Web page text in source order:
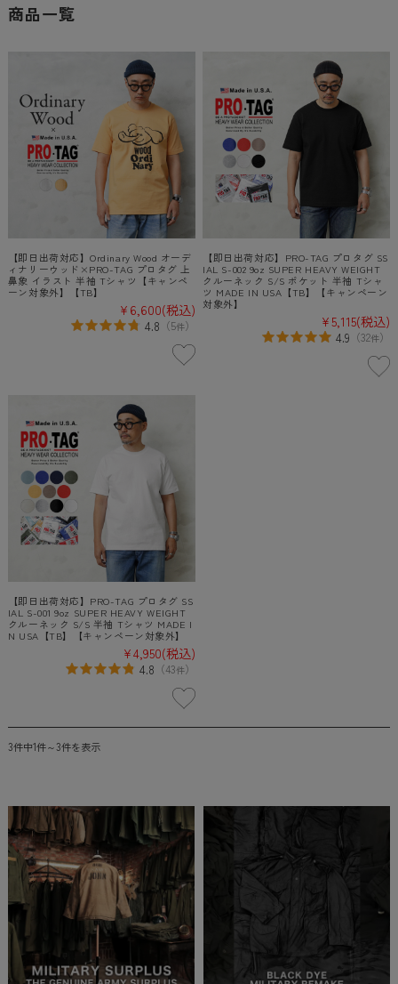
商品一覧
【即日出荷対応】Ordinary Wood オーデ
ィナリーウッド×PRO-TAG プロタグ 上
鼻象 イラスト 半袖 Tシャツ【キャンペ
ーン対象外】【TB】
¥6,600(税込)
4.8 （5件）
【即日出荷対応】PRO-TAG プロタグ SS
IAL S-002 9oz SUPER HEAVY WEIGHT
クルーネック S/S ポケット 半袖 Tシャ
ツ MADE IN USA【TB】【キャンペーン
対象外】
¥5,115(税込)
4.9 （32件）
【即日出荷対応】PRO-TAG プロタグ SS
IAL S-001 9oz SUPER HEAVY WEIGHT
クルーネック S/S 半袖 Tシャツ MADE I
N USA【TB】【キャンペーン対象外】
¥4,950(税込)
4.8 （43件）
3件中1件～3件を表示